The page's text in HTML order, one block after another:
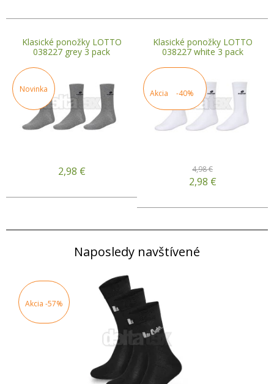
Klasické ponožky LOTTO
038227 grey 3 pack
Novinka
2,98 €
Klasické ponožky LOTTO
038227 white 3 pack
Akcia -40%
4,98 €
2,98 €
Naposledy navštívené
Akcia -57%